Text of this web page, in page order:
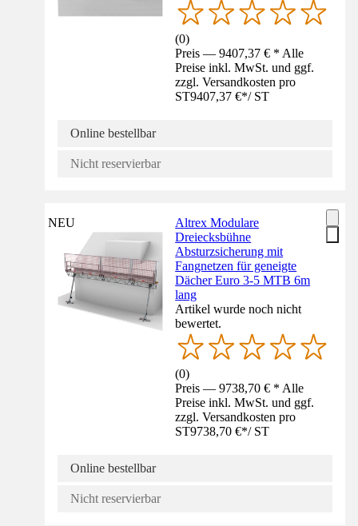
(0)
Preis — 9407,37 € * Alle
Preise inkl. MwSt. und ggf.
zzgl. Versandkosten pro
ST9407,37 €*/ ST
Online bestellbar
Nicht reservierbar
NEU
Altrex Modulare
Dreiecksbühne
Absturzsicherung mit
Fangnetzen für geneigte
Dächer Euro 3-5 MTB 6m
lang
Artikel wurde noch nicht
bewertet.
(0)
Preis — 9738,70 € * Alle
Preise inkl. MwSt. und ggf.
zzgl. Versandkosten pro
ST9738,70 €*/ ST
Online bestellbar
Nicht reservierbar